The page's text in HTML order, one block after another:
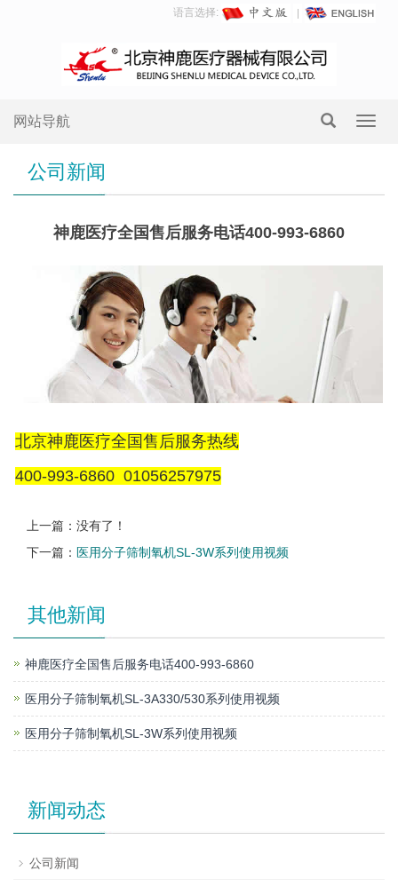
语言选择:
网站导航
公司新闻
神鹿医疗全国售后服务电话400-993-6860
北京神鹿医疗全国售后服务热线
400-993-6860 01056257975
上一篇：没有了！
下一篇： 医用分子筛制氧机SL-3W系列使用视频
其他新闻
神鹿医疗全国售后服务电话400-993-6860
医用分子筛制氧机SL-3A330/530系列使用视频
医用分子筛制氧机SL-3W系列使用视频
新闻动态
公司新闻